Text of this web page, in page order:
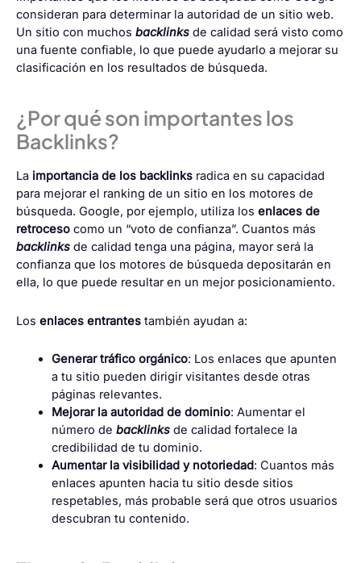
consideran para determinar la autoridad de un sitio web.
Un sitio con muchos backlinks de calidad será visto como
una fuente confiable, lo que puede ayudarlo a mejorar su
clasificación en los resultados de búsqueda.
¿Por qué son importantes los
Backlinks?
La importancia de los backlinks radica en su capacidad
para mejorar el ranking de un sitio en los motores de
búsqueda. Google, por ejemplo, utiliza los enlaces de
retroceso como un “voto de confianza”. Cuantos más
backlinks de calidad tenga una página, mayor será la
confianza que los motores de búsqueda depositarán en
ella, lo que puede resultar en un mejor posicionamiento.
Los enlaces entrantes también ayudan a:
Generar tráfico orgánico: Los enlaces que apunten
a tu sitio pueden dirigir visitantes desde otras
páginas relevantes.
Mejorar la autoridad de dominio: Aumentar el
número de backlinksde calidad fortalece la
credibilidad de tu dominio.
Aumentar la visibilidad y notoriedad: Cuantos más
enlaces apunten hacia tu sitio desde sitios
respetables, más probable será que otros usuarios
descubran tu contenido.